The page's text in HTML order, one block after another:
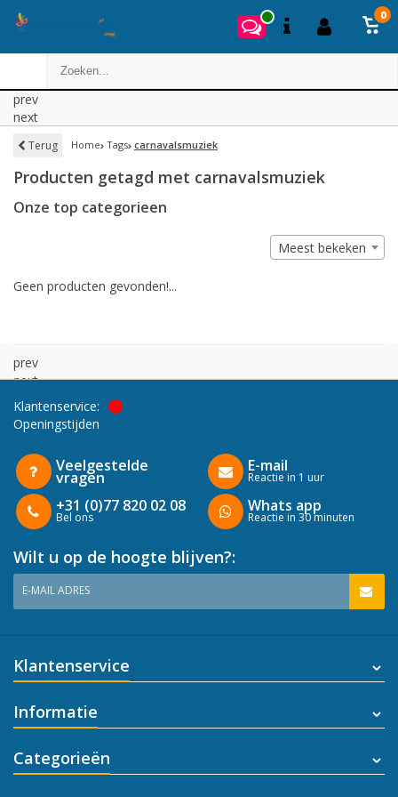
0
prev
next
Terug Home Tags carnavalsmuziek
Producten getagd met carnavalsmuziek
Onze top categorieen
Meest bekeken
Geen producten gevonden!...
prev
next
Klantenservice:
Openingstijden
Veelgestelde
vragen
+31 (0)77 820 02 08
Bel ons
E-mail
Reactie in 1 uur
Whats app
Reactie in 30 minuten
Wilt u op de hoogte blijven?:
E-MAIL ADRES
Klantenservice
Informatie
Categorieën